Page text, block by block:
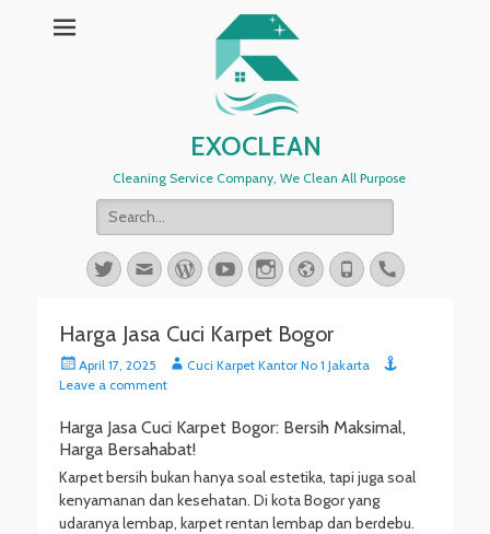
EXOCLEAN
Cleaning Service Company, We Clean All Purpose
Search
for:
TwitterEmailWordPress
YouTubeInstagram
Website
PhoneHandset
Harga Jasa Cuci Karpet Bogor
Posted
on
April 17, 2025 AuthorCuci Karpet Kantor No 1 Jakarta
Leave a comment
Harga Jasa Cuci Karpet Bogor: Bersih Maksimal,
Harga Bersahabat!
Karpet bersih bukan hanya soal estetika, tapi juga soal
kenyamanan dan kesehatan. Di kota Bogor yang
udaranya lembap, karpet rentan lembap dan berdebu.